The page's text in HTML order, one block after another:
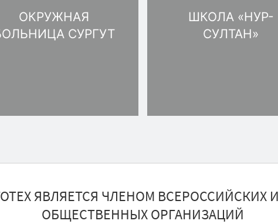
ОКРУЖНАЯ
CУРГУТ
ШКОЛА «НУР-
СУЛТАН»
ЯВЛЯЕТСЯ ЧЛЕНОМ ВСЕРОССИЙСКИХ
ОБЩЕСТВЕННЫХ ОРГАНИЗАЦИЙ